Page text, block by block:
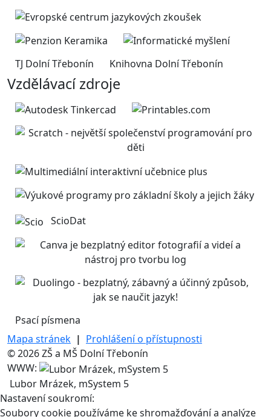
TJ Dolní Třebonín Knihovna Dolní Třebonín
Vzdělávací zdroje
ScioDat
Psací písmena
Mapa stránek | Prohlášení o přístupnosti
© 2026 ZŠ a MŠ Dolní Třebonín
WWW:
Lubor Mrázek, mSystem 5
Nastavení soukromí:
Soubory cookie používáme ke shromažďování a analýze